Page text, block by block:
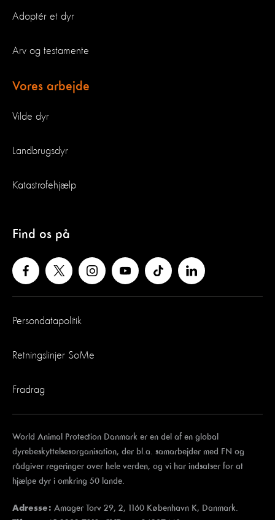
Adoptér et dyr
Arv og testamente
Vores arbejde
Vilde dyr
Landbrugsdyr
Katastrofehjælp
Find os på
Persondatapolitik
Retningslinjer SoMe
Fradrag
World Animal Protection Danmark er en del af en global
dyrebeskyttelsesorganisation, der bl.a. samarbejder med FN og
rådgiver regeringer over hele verden, og vi har indsatser for at
hjælpe dyr i omkring 50 lande.
Adresse: Amager Torv 29, 2, 1160 København K, Danmark.